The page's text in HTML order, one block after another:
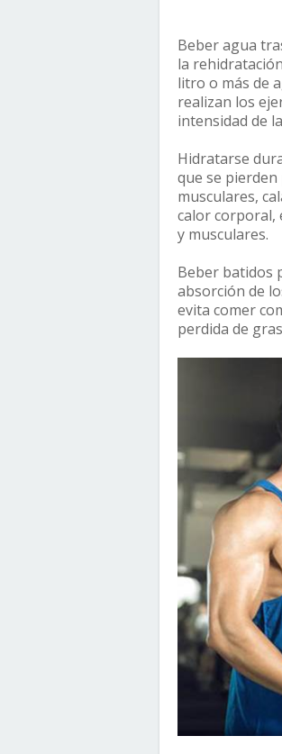
Beber agua
la
litro o más de
realizan los
intensidad de
Hidratarse
que se
musculares,
calor corporal,
y musculares.
Beber batidos
absorción de
evita comer
perdida de